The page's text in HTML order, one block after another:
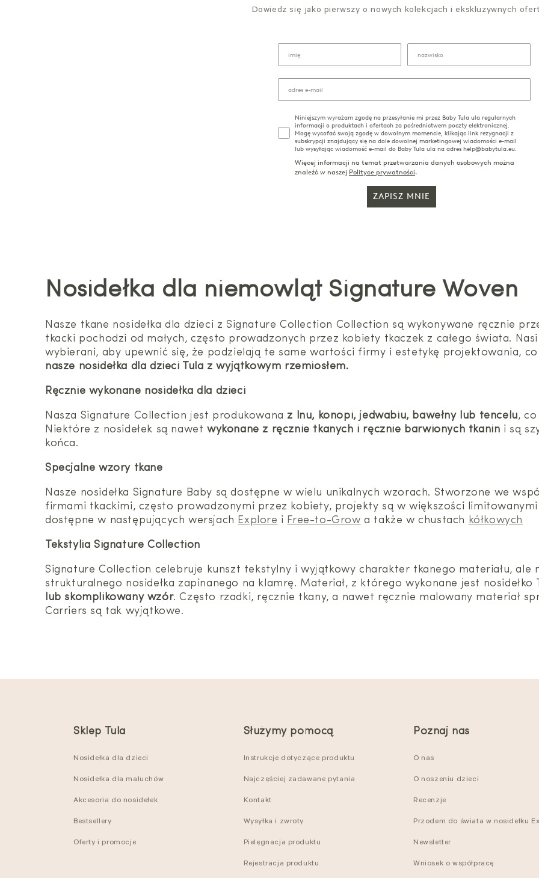
Dowiedz się jako pierwszy o nowych kolekcjach i ekskluzywnych
Niniejszym wyrażam zgodę na przesyłanie mi przez Baby Tula ula regularnych
informacji o produktach i ofertach za pośrednictwem poczty elektronicznej.
Mogę wycofać swoją zgodę w dowolnym momencie, klikając link rezygnacji z
subskrypcji znajdujący się na dole dowolnej marketingowej wiadomości e-mail
lub wysyłając wiadomość e-mail do Baby Tula ula na adres help@babytula.eu.
Więcej informacji na temat przetwarzania danych osobowych można
znaleźć w naszej Polityce prywatności.
ZAPISZ MNIE
Nosidełka dla niemowląt Signature Woven
Nasze tkane nosidełka dla dzieci z Signature Collection Collection są wykonywane ręcznie
tkacki pochodzi od małych, często prowadzonych przez kobiety tkaczek z całego świata.
wybierani, aby upewnić się, że podzielają te same wartości firmy i estetykę projektowania, co
nasze nosidełka dla dzieci Tula z wyjątkowym rzemiosłem.
Ręcznie wykonane nosidełka dla dzieci
Nasza Signature Collection jest produkowana z lnu, konopi, jedwabiu, bawełny lub tencelu,
Niektóre z nosidełek są nawetwykonane z ręcznie tkanych i ręcznie barwionych tkanin i są
końca.
Specjalne wzory tkane
Nasze nosidełka Signature Baby są dostępne w wielu unikalnych wzorach. Stworzone we
firmami tkackimi, często prowadzonymi przez kobiety, projekty są w większości limitowanymi
dostępne w następujących wersjach Explore i Free-to-Grow a także w chustach kółkowych
Tekstylia Signature Collection
Signature Collection celebruje kunszt tekstylny i wyjątkowy charakter tkanego materiału, ale
strukturalnego nosidełka zapinanego na klamrę. Materiał, z którego wykonane jest nosidełko
lub skomplikowany wzór. Często rzadki, ręcznie tkany, a nawet ręcznie malowany materiał
Carriers są tak wyjątkowe.
Sklep Tula
Nosidełka dla dzieci
Nosidełka dla maluchów
Akcesoria do nosidełek
Bestsellery
Oferty i promocje
Służymy pomocą
Instrukcje dotyczące produktu
Najczęściej zadawane pytania
Kontakt
Wysyłka i zwroty
Pielęgnacja produktu
Rejestracja produktu
Poznaj nas
O nas
O noszeniu dzieci
Recenzje
Przodem do świata w nosidełku
Newsletter
Wniosek o współpracę